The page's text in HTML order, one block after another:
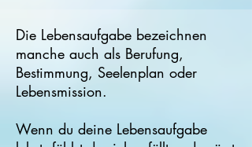
Die Lebensaufgabe bezeichnen
manche auch als Berufung,
Bestimmung, Seelenplan oder
Lebensmission.
Wenn du deine Lebensaufgabe